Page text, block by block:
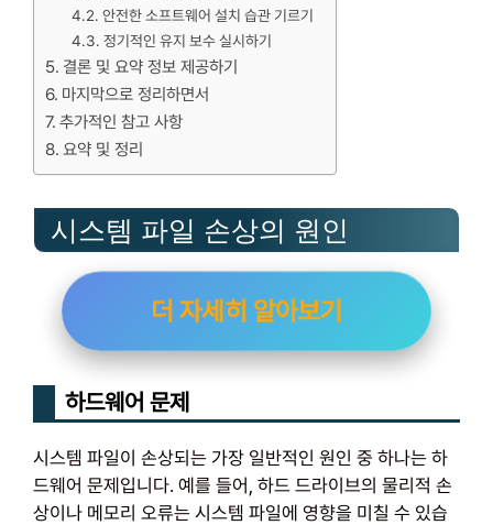
안전한 소프트웨어 설치 습관 기르기
정기적인 유지 보수 실시하기
결론 및 요약 정보 제공하기
마지막으로 정리하면서
추가적인 참고 사항
요약 및 정리
시스템 파일 손상의 원인
더 자세히 알아보기
하드웨어 문제
시스템 파일이 손상되는 가장 일반적인 원인 중 하나는 하
드웨어 문제입니다. 예를 들어, 하드 드라이브의 물리적 손
상이나 메모리 오류는 시스템 파일에 영향을 미칠 수 있습